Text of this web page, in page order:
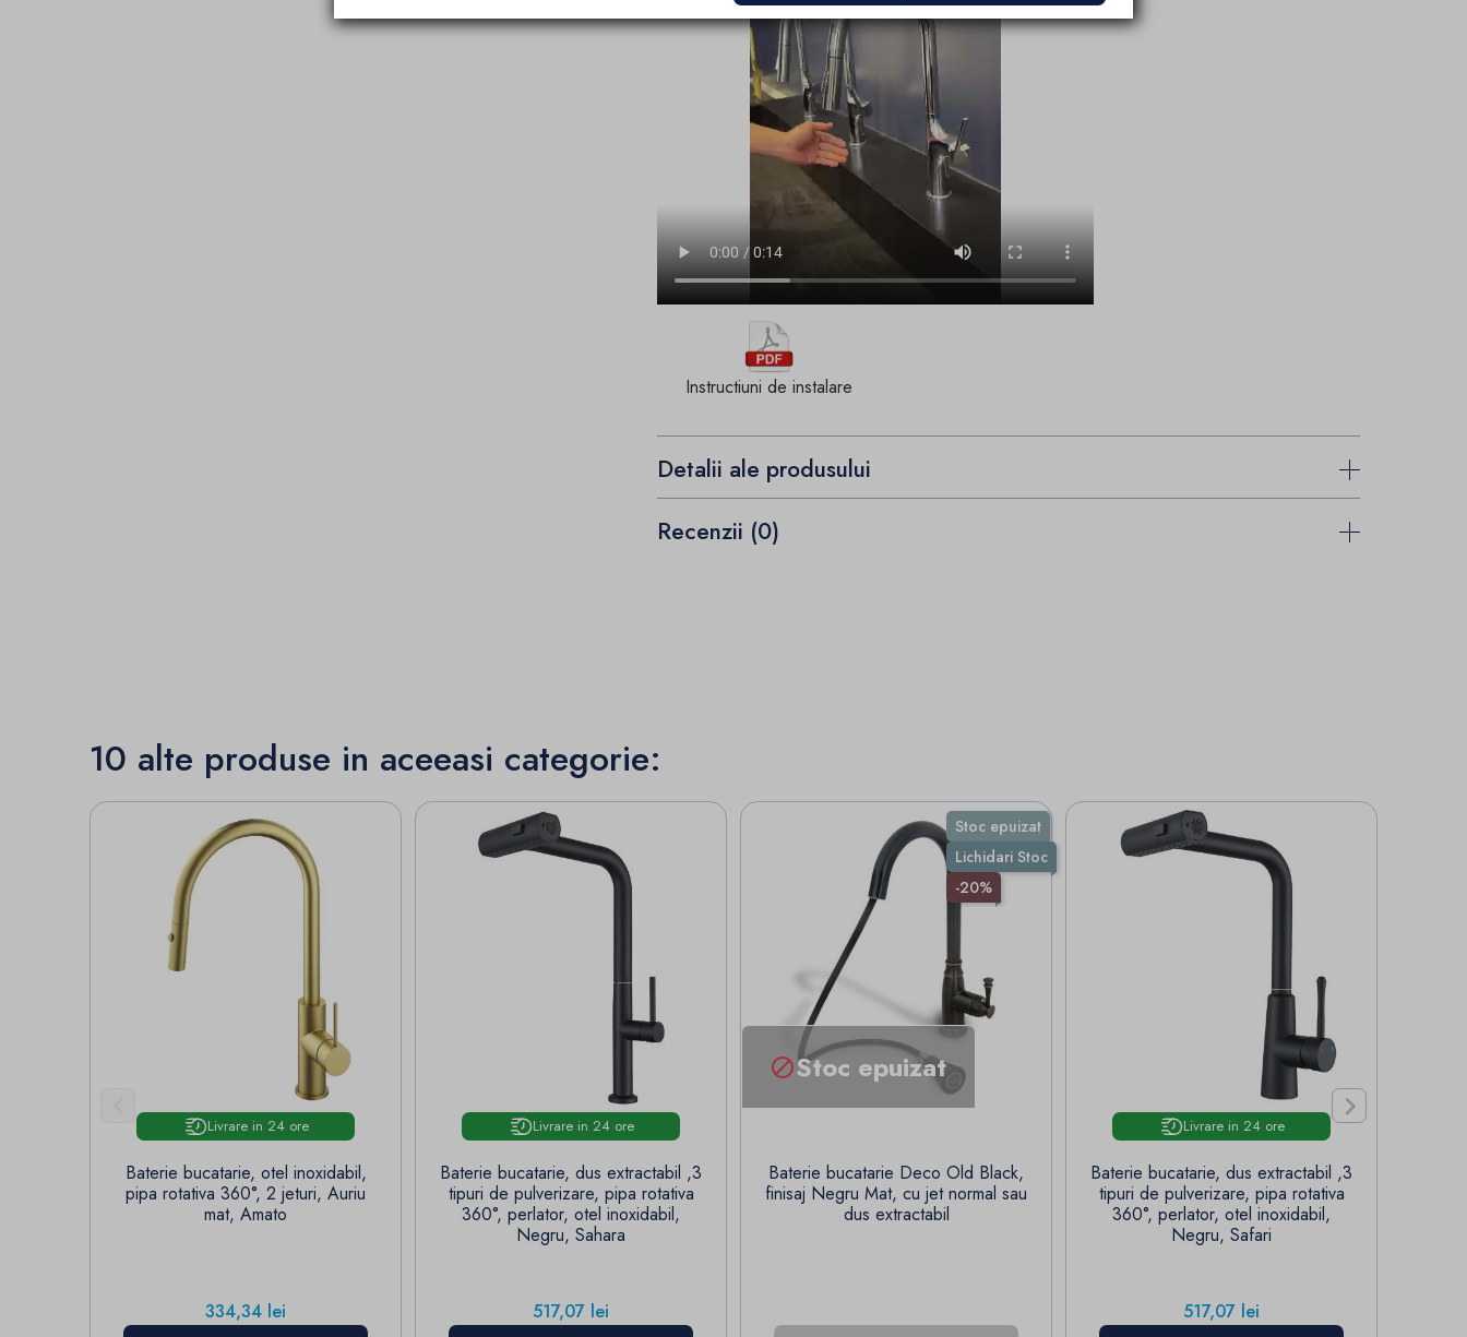
Instructiuni de instalare
Detalii ale produsului
Recenzii (0)
10 alte produse in aceeasi categorie:
Livrare in 24 ore
Baterie bucatarie, otel inoxidabil,
pipa rotativa 360°, 2 jeturi, Auriu
mat, Amato
Pret
334,34 lei
Livrare in 24 ore
Baterie bucatarie, dus extractabil ,3
tipuri de pulverizare, pipa rotativa
360°, perlator, otel inoxidabil,
Negru, Sahara
Pret
517,07 lei
Stoc epuizat
Lichidari Stoc
-20%
Stoc epuizat
Baterie bucatarie Deco Old Black,
finisaj Negru Mat, cu jet normal sau
dus extractabil
Livrare in 24 ore
Baterie bucatarie, dus extractabil ,3
tipuri de pulverizare, pipa rotativa
360°, perlator, otel inoxidabil,
Negru, Safari
Pret
517,07 lei
